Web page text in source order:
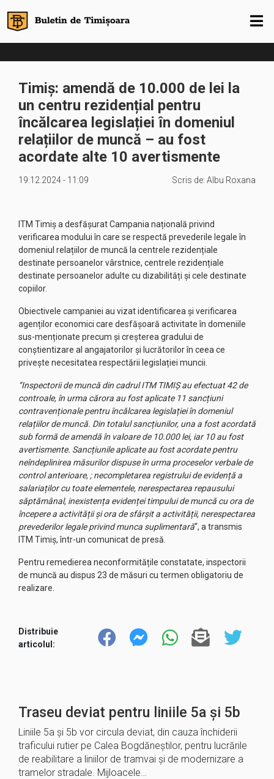
Timiș: amendă de 10.000 de lei la
un centru rezidențial pentru
încălcarea legislației în domeniul
relațiilor de muncă – au fost
acordate alte 10 avertismente
19.12.2024 - 11:09 Scris de: Albu Roxana
ITM Timiș a desfășurat Campania națională privind
verificarea modului în care se respectă prevederile legale în
domeniul relațiilor de muncă la centrele rezidențiale
destinate persoanelor vârstnice, centrele rezidențiale
destinate persoanelor adulte cu dizabilități și cele destinate
copiilor.
Obiectivele campaniei au vizat identificarea și verificarea
agenților economici care desfășoară activitate în domeniile
sus-menționate precum și creșterea gradului de
conștientizare al angajatorilor și lucrătorilor în ceea ce
privește necesitatea respectării legislației muncii.
“Inspectorii de muncă din cadrul ITM TIMIȘ au efectuat 42 de
controale, în urma cărora au fost aplicate 11 sancțiuni
contravenționale pentru încălcarea legislației în domeniul
relațiilor de muncă. Din totalul sancțiunilor, una a fost acordată
sub formă de amendă în valoare de 10.000 lei, iar 10 au fost
avertismente. Sancțiunile aplicate au fost acordate pentru
neîndeplinirea măsurilor dispuse în urma proceselor verbale de
control anterioare, ; necompletarea registrului de evidență a
salariaților cu toate elementele, nerespectarea repausului
săptămânal, inexistența evidenței timpului de muncă cu ora de
începere a activității și ora de sfârșit a activității, nerespectarea
prevederilor legale privind munca suplimentară“, a transmis
ITM Timiș, într-un comunicat de presă.
Pentru remedierea neconformitățile constatate, inspectorii
de muncă au dispus 23 de măsuri cu termen obligatoriu de
realizare.
Distribuie
articolul:
Traseu deviat pentru liniile 5a și 5b
Liniile 5a și 5b vor circula deviat, din cauza închiderii
traficului rutier pe Calea Bogdăneștilor, pentru lucrările
de reabilitare a liniilor de tramvai și de modernizare a
tramelor stradale. Mijloacele…